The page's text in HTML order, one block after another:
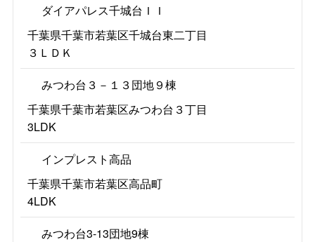
ダイアパレス千城台ＩＩ
千葉県千葉市若葉区千城台東二丁目
３ＬＤＫ
みつわ台３－１３団地９棟
千葉県千葉市若葉区みつわ台３丁目
3LDK
インプレスト高品
千葉県千葉市若葉区高品町
4LDK
みつわ台3-13団地9棟